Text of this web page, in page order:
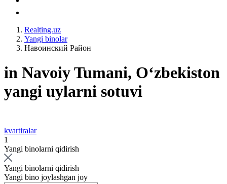
Realting.uz
Yangi binolar
Навоинский Район
in Navoiy Tumani, Oʻzbekiston
yangi uylarni sotuvi
kvartiralar
1
Yangi binolarni qidirish
Yangi binolarni qidirish
Yangi bino joylashgan joy